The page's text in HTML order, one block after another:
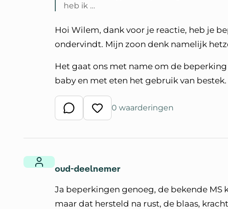
heb ik …
Hoi Wilem, dank voor je reactie, heb je
ondervindt. Mijn zoon denk namelijk
Het gaat ons met name om de
baby en met eten het gebruik van bestek.
Schrijf een reactie
Waardeer reactie
0 waarderingen
oud-deelnemer
Ja beperkingen genoeg, de bekende MS
maar dat hersteld na rust, de blaas,